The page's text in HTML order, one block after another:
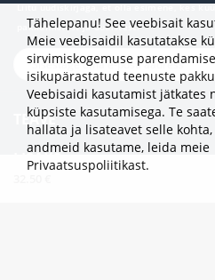
Liitu uudiskirjaga, et olla esimene, kes
pakkumistest ja uudistest!
TEAVE
LISAKS
Tähelepanu! See veebisait
Meie veebisaidil kasutatakse
sirvimiskogemuse
isikupärastatud teenuste
Veebisaidi kasutamist jätkates
küpsiste kasutamisega. Te
hallata ja lisateavet selle
andmeid kasutame, leida meie
Privaatsuspoliitikast.